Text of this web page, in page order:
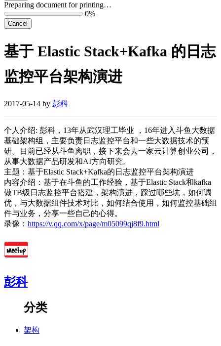
Preparing document for printing…
0%
Cancel
基于 Elastic Stack+Kafka 的日志
监控平台架构演进
2017-05-14 by 彭科
个人介绍: 彭科，13年从武汉理工毕业 ，16年进入斗鱼大数据
基础架构组，主要负责日志监控平台和一些大数据技术的预
研。目前已经从斗鱼离职，接下来会去一家云计算创业公司，
从事大数据产品研发和AI方向研究。
主题：基于Elastic Stack+Kafka的日志监控平台架构演进
内容介绍：基于在斗鱼的工作经验，基于Elastic Stack和kafka
做TB级日志监控平台搭建，架构演进，踩过哪些坑，如何调
优，与大数据组件技术对比，如何结合使用，如何监控基础组
件与业务，分享一些自己的心得。
录像： https://v.qq.com/x/page/m05099qj8f9.html
彭科
分类
架构